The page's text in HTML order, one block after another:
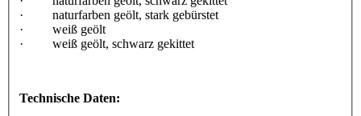
· naturfarben geölt, stark gebürstet
· weiß geölt
· weiß geölt, schwarz gekittet
Technische Daten: